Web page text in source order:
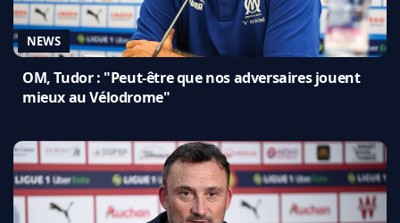
NEWS
OM, Tudor : "Peut-être que nos adversaires jouent
mieux au Vélodrome"